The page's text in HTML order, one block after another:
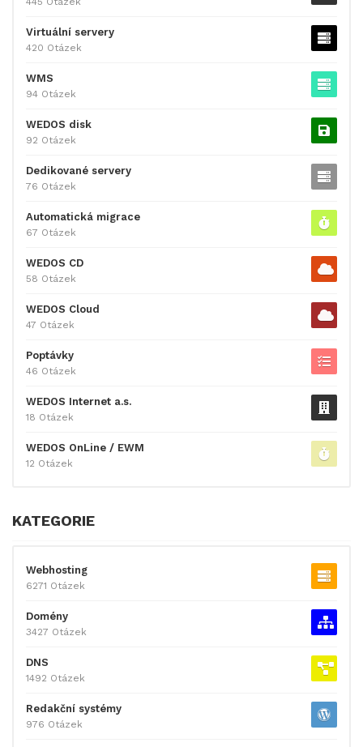
Virtuální servery
420 Otázek
WMS
94 Otázek
WEDOS disk
92 Otázek
Dedikované servery
76 Otázek
Automatická migrace
67 Otázek
WEDOS CD
58 Otázek
WEDOS Cloud
47 Otázek
Poptávky
46 Otázek
WEDOS Internet a.s.
18 Otázek
WEDOS OnLine / EWM
12 Otázek
KATEGORIE
Webhosting
6271 Otázek
Domény
3427 Otázek
DNS
1492 Otázek
Redakční systémy
976 Otázek